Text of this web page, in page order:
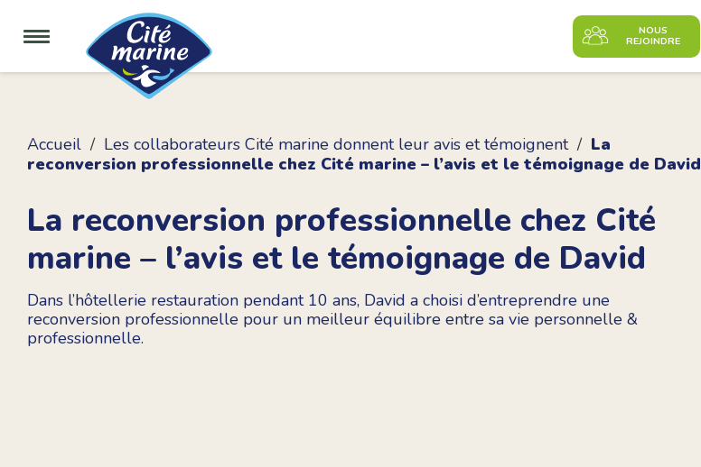
NOUS
REJOINDRE
Accueil Les collaborateurs Cité marine donnent leur avis et témoignent
La
reconversion professionnelle chez Cité marine – l’avis et le témoignage de David
La reconversion professionnelle chez Cité
marine – l’avis et le témoignage de David
Dans l’hôtellerie restauration pendant 10 ans, David a choisi d’entreprendre une
reconversion professionnelle pour un meilleur équilibre entre sa vie personnelle &
professionnelle.